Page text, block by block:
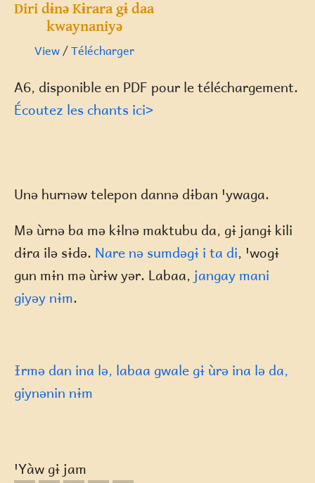
Diri dɨnə Kɨrara gɨ daa
kwaynaniyə
View/Télécharger
A6, disponible en PDF pour le téléchargement.
Écoutez les chants ici>
Unə hurnəw telepon dannə dɨban ꞌywaga.
Mə ùrnə ba mə kɨlnə maktubu da, gɨ jangɨ kili
dɨra ilə sɨdə. Nare nə sumdəgɨ i ta di, ꞌwogɨ
gun mɨn mə ùrɨw yər. Labaa, jangay mani
giyəy nɨm.
Ɨrmə dan ina lə, labaa gwale gɨ ùrə ina lə da,
giynənin nɨm
ꞌYàw gɨ jam